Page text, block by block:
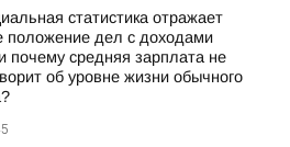
статистика отражает
положение дел с доходами
почему средняя зарплата не
об уровне жизни обычного